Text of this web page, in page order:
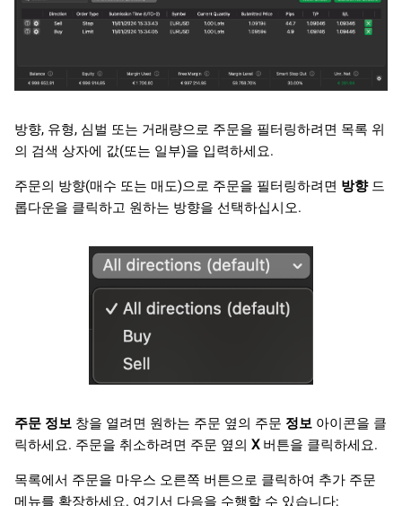
방향, 유형, 심벌 또는 거래량으로 주문을 필터링하려면 목록 위
의 검색 상자에 값(또는 일부)을 입력하세요.
주문의 방향(매수 또는 매도)으로 주문을 필터링하려면 방향드
롭다운을 클릭하고 원하는 방향을 선택하십시오.
주문 정보 창을 열려면 원하는 주문 옆의 주문 정보 아이콘을 클
릭하세요. 주문을 취소하려면 주문 옆의 X버튼을 클릭하세요.
목록에서 주문을 마우스 오른쪽 버튼으로 클릭하여 추가 주문
메뉴를 확장하세요. 여기서 다음을 수행할 수 있습니다: